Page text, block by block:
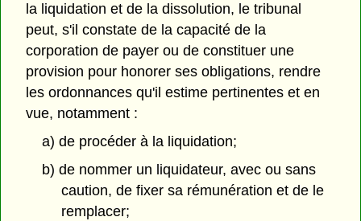
la liquidation et de la dissolution, le tribunal
peut, s'il constate de la capacité de la
corporation de payer ou de constituer une
provision pour honorer ses obligations, rendre
les ordonnances qu'il estime pertinentes et en
vue, notamment :
a) de procéder à la liquidation;
b) de nommer un liquidateur, avec ou sans
caution, de fixer sa rémunération et de le
remplacer;